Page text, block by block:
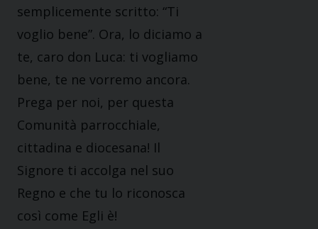
semplicemente scritto: “Ti
voglio bene”. Ora, lo diciamo a
te, caro don Luca: ti vogliamo
bene, te ne vorremo ancora.
Prega per noi, per questa
Comunità parrocchiale,
cittadina e diocesana! Il
Signore ti accolga nel suo
Regno e che tu lo riconosca
così come Egli è!